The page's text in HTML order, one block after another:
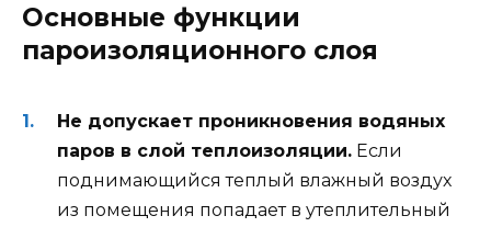
Основные функции
пароизоляционного слоя
Не допускает проникновения водяных
паров в слой теплоизоляции. Если
поднимающийся теплый влажный воздух
из помещения попадает в утеплительный